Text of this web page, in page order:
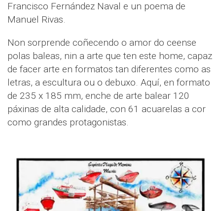
Francisco Fernández Naval e un poema de
Manuel Rivas.
Non sorprende coñecendo o amor do ceense
polas baleas, nin a arte que ten este home, capaz
de facer arte en formatos tan diferentes como as
letras, a escultura ou o debuxo. Aquí, en formato
de 235 x 185 mm, enche de arte balear 120
páxinas de alta calidade, con 61 acuarelas a cor
como grandes protagonistas.